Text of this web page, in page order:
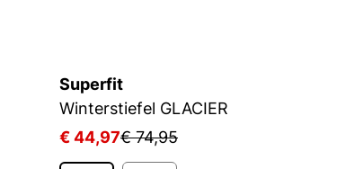
Superfit
Winterstiefel GLACIER
€ 44,97€ 74,95